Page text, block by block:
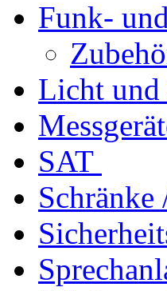
Funk-
Licht und
SAT
Schränke